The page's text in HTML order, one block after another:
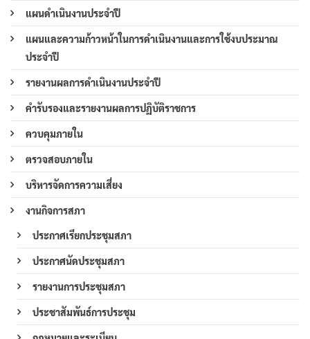
แผนดำเนินงานประจำปี
แผนและความก้าวหน้าในการดำเนินงานและการใช้งบประมาณ
ประจำปี
รายงานผลการดำเนินงานประจำปี
คำรับรองและรายงานผลการปฏิบัติราชการ
ควบคุมภายใน
ตรวจสอบภายใน
บริหารจัดการความเสี่ยง
งานกิจการสภา
ประกาศเรียกประชุมสภา
ประกาศนัดประชุมสภา
รายงานการประชุมสภา
ประชาสัมพันธ์การประชุม